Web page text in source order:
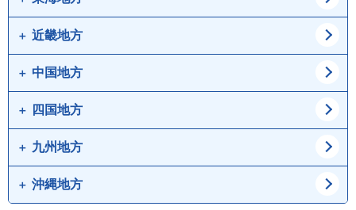
茨城県
群馬県
長野県
石川県
愛知県
静岡県
近畿地方
大阪府
京都府
奈良県
中国地方
鳥取県
岡山県
山口県
四国地方
徳島県
愛媛県
九州地方
福岡県沖縄地方